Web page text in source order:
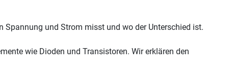
Spannung und Strom misst und wo der Unterschied ist.
wie Dioden und Transistoren. Wir erklären den